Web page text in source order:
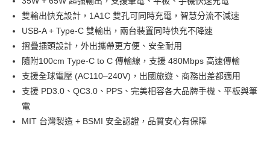
玉山商業銀行
星展（台灣）商業銀行
台灣樂天信用卡公司
ATM付款
運送方式
付款後全家取貨
付款後萊爾富取貨
免運費
雙輸出快充設計，1A1C 雙孔可同時充電，智慧分流不減速
USB-A + Type-C 雙輸出，兩台裝置同時快充不降速
摺疊插頭設計，外出攜帶更方便、安全耐用
隨附100cm Type-C to C 傳輸線，支援 480Mbps 高速傳輸
支援全球電壓 (AC110–240V)，出國旅遊、商務出差都適用
支援 PD3.0、QC3.0、PPS、完美相容各大品牌手機、平板與筆
電
MIT 台灣製造 + BSMI 安全認證，品質安心有保障